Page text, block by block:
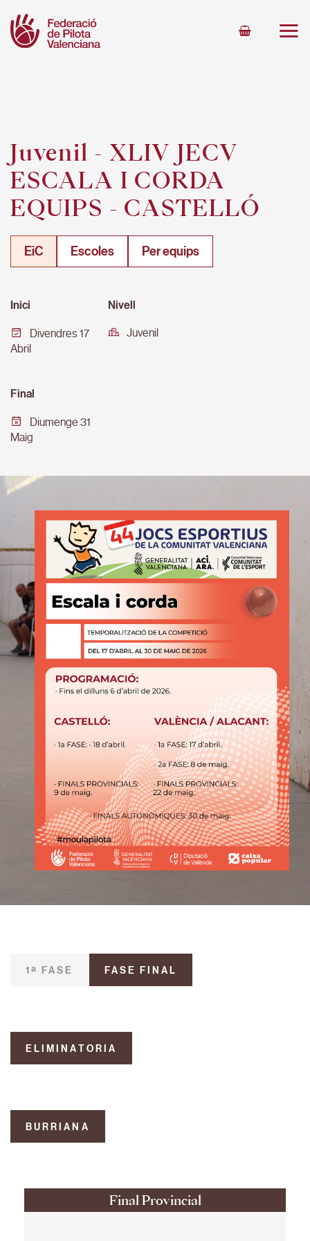
content
Juvenil - XLIV JECV
ESCALA I CORDA
EQUIPS - CASTELLÓ
EiC Escoles Per equips
Inici
Divendres 17
Abril
Nivell
Juvenil
Final
Diumenge 31
Maig
1ª FASE FASE FINAL
ELIMINATORIA
BURRIANA
Final Provincial